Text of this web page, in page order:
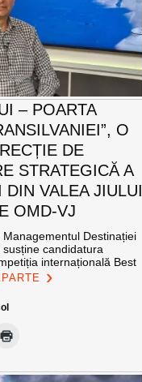
– POARTA
O
DE
STRATEGICĂ A
DIN VALEA JIULUI
OMD-VJ
Destinației
candidatura
internațională Best